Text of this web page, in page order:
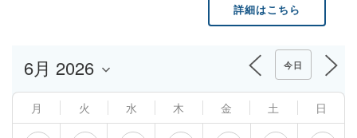
詳細はこちら
今日
月 火 水 木 金 土 日